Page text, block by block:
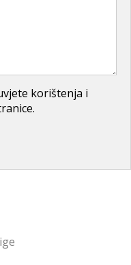
korištenja i